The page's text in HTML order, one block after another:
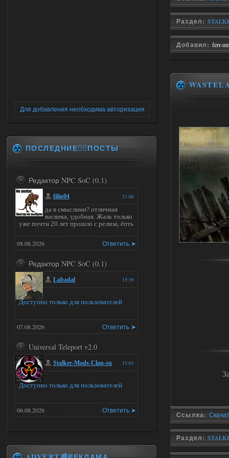
Раздел:
Добавил: ferr-
Ссылка:
Раздел:
Для добавления необходима авторизация
ПОСЛЕДНИЕ✍🏻ПОСТЫ
Редактор NPC SoC (0.1)
21:06
filin04
да в смыслиии? отличная
васянка, удобная. Жаль только
уже почти 20 лет прошло с релиза, ёпть
Ответить ➤
08.08.2026
Редактор NPC SoC (0.1)
15:39
Labadal
Доступно только для пользователей
Ответить ➤
07.08.2026
Universal Teleport v2.0
15:03
Stalker-Mods-Clan-su
Доступно только для пользователей
Ответить ➤
06.08.2026
15:01
DEDULYA-1967